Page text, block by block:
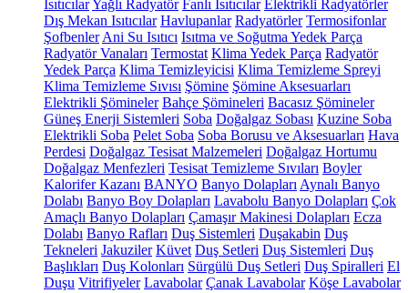
IsıtıcılarYağlı Radyatör Fanlı Isıtıcılar Elektrikli Radyatörler
Dış Mekan Isıtıcılar Havlupanlar Radyatörler Termosifonlar
Şofbenler Ani Su Isıtıcı Isıtma ve Soğutma Yedek Parça
Radyatör Vanaları Termostat Klima Yedek Parça Radyatör
Yedek Parça Klima Temizleyicisi Klima Temizleme Spreyi
Klima Temizleme Sıvısı Şömine Şömine Aksesuarları
Elektrikli Şömineler Bahçe Şömineleri Bacasız Şömineler
Güneş Enerji Sistemleri Soba Doğalgaz Sobası Kuzine Soba
Elektrikli Soba Pelet Soba Soba Borusu ve Aksesuarları Hava
Perdesi Doğalgaz Tesisat Malzemeleri Doğalgaz Hortumu
Doğalgaz Menfezleri Tesisat Temizleme Sıvıları Boyler
Kalorifer Kazanı BANYO Banyo Dolapları Aynalı Banyo
Dolabı Banyo Boy Dolapları Lavabolu Banyo Dolapları Çok
Amaçlı Banyo Dolapları Çamaşır Makinesi Dolapları Ecza
Dolabı Banyo Rafları Duş Sistemleri Duşakabin Duş
Tekneleri Jakuziler Küvet Duş Setleri Duş Sistemleri Duş
Başlıkları Duş Kolonları Sürgülü Duş Setleri Duş Spiralleri El
Duşu Vitrifiyeler Lavabolar Çanak Lavabolar Köşe Lavabolar